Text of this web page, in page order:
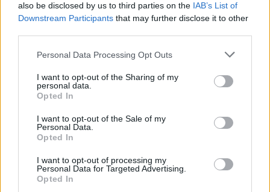
also be disclosed by us to third parties on the IAB’s List of
Downstream Participants that may further disclose it to other
Personal Data Processing Opt Outs
I want to opt-out of the Sharing of my
personal data.
Opted In
I want to opt-out of the Sale of my
Personal Data.
Opted In
I want to opt-out of processing my
Personal Data for Targeted Advertising.
Opted In
Dalla riserva naturale di Ganna al
Lago Maggiore, mezzo milione di
Varesotto